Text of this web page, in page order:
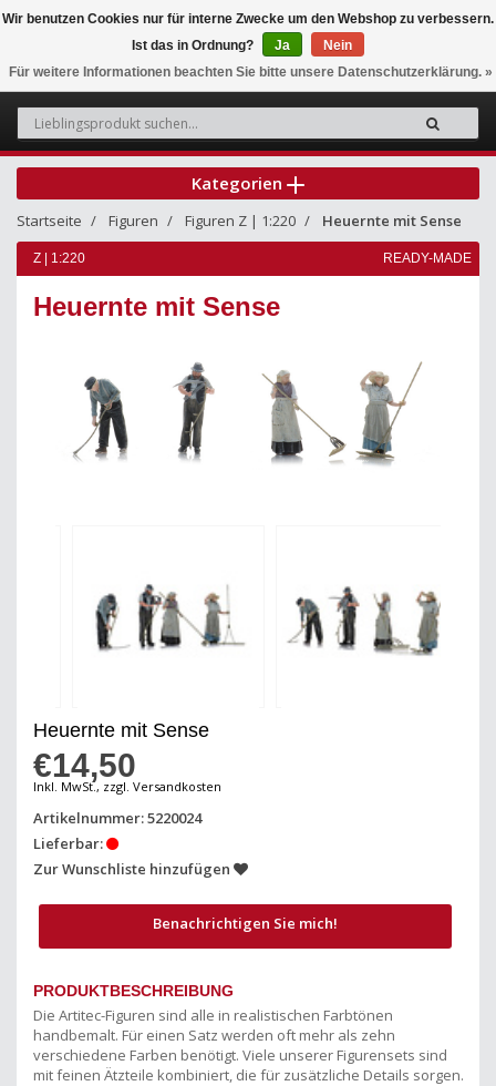
0
Kategorien
Startseite Figuren Figuren Z | 1:220 Heuernte mit Sense
Z | 1:220 READY-MADE
Heuernte mit Sense
Heuernte mit Sense
€14,50
Inkl. MwSt., zzgl. Versandkosten
Artikelnummer: 5220024
Lieferbar:
Zur Wunschliste hinzufügen
Benachrichtigen Sie mich!
PRODUKTBESCHREIBUNG
Die Artitec-Figuren sind alle in realistischen Farbtönen
handbemalt. Für einen Satz werden oft mehr als zehn
verschiedene Farben benötigt. Viele unserer Figurensets sind
mit feinen Ätzteile kombiniert, die für zusätzliche Details sorgen.
Wir benutzen Cookies nur für interne Zwecke um den Webshop zu verbessern.
Ist das in Ordnung?
Ja
Nein
Für weitere Informationen beachten Sie bitte unsere Datenschutzerklärung. »